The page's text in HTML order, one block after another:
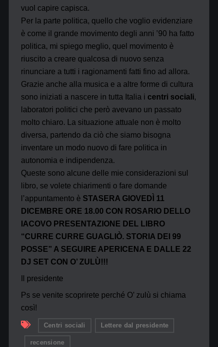
vuol capire capisca.
Per la parte politica, quello che voglio evidenziare
è come il grande movimento degli anni ’90 ha fatto
politica, mi spiego meglio, quel movimento è
riuscito a creare qualcosa di nuovo senza
rinunciare a tutti i ragionamenti fatti fino ad allora.
Grazie anche alla musica e a altre forme di cultura
sono iniziati a nascere in tutta Italia i centri sociali,
laboratori politici che però avevano un passato
molto chiaro. La situazione attuale non è molto
diversa, partendo da ciò che siamo bisogna
inventare un modo nuovo di fare politica in
autonomia e indipendenza.
Queste sono alcune delle mie considerazioni sul
libro, se volete chiarimenti o fare domande
l’appuntamento è STASERA GIOVEDÌ 11
DICEMBRE ORE 18.00 CON ROSARIO DELLO
IACOVO PRESENTAZIONE DEL LIBRO
“CURRE CURRE GUAGLIÒ. STORIA DEI 99
POSSE” A SEGUIRE APERICENA E DALLE 22
DJ SET CON O’ ZULÙ!!!
Il presidente
Ps se venite scoprirete perché O’ zulù si chiama
così!
Centri sociali Lettere dal presidente
recensione